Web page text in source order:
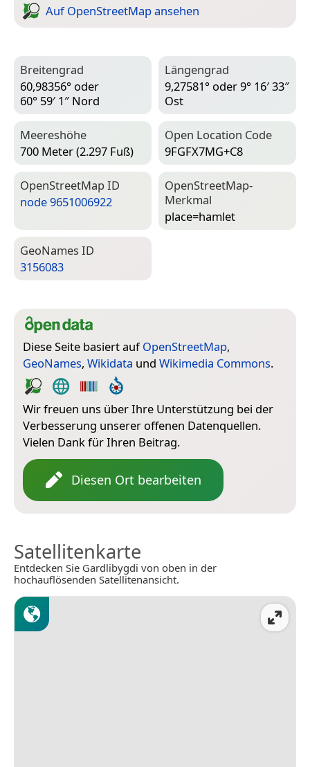
Auf Open­Street­Map ansehen
Breitengrad
60,98356° oder
60° 59′ 1″ Nord
Längengrad
9,27581° oder 9° 16′ 33″
Ost
Meereshöhe
700 Meter (2.297 Fuß)
Open Location Code
9FGFX7MG+C8
Open­Street­Map ID
node 9651006922
Open­Street­Map-
Merkmal
place=­hamlet
Geo­Names ID
3156083
Diese Seite basiert aufOpenStreetMap,
GeoNames, Wikidata und Wikimedia Commons.
Wir freuen uns über Ihre Unterstützung bei der
Verbesserung unserer offenen Datenquellen.
Vielen Dank für Ihren Beitrag.
Diesen Ort bearbeiten
Satellitenkarte
Entdecken Sie Gardlibygdi von oben in der
hochauflösenden Satellitenansicht.